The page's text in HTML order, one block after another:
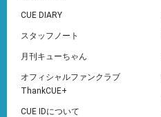
CUE DIARY
スタッフノート
月刊キューちゃん
オフィシャルファンクラブ
ThankCUE+
CUE IDについて